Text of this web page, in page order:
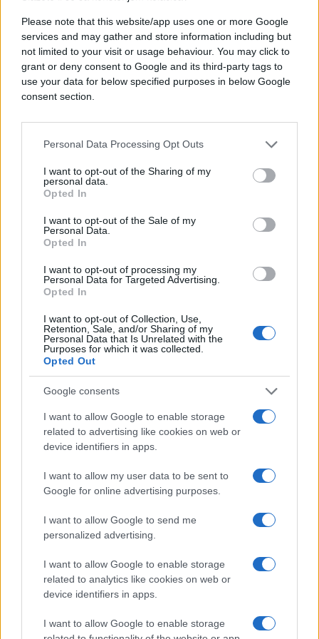
Please note that this website/app uses one or more Google
services and may gather and store information including but
not limited to your visit or usage behaviour. You may click to
grant or deny consent to Google and its third-party tags to
use your data for below specified purposes in below Google
consent section.
Personal Data Processing Opt Outs
I want to opt-out of the Sharing of my
personal data.
Opted In
I want to opt-out of the Sale of my
Personal Data.
Opted In
I want to opt-out of processing my
Personal Data for Targeted Advertising.
Opted In
I want to opt-out of Collection, Use,
Retention, Sale, and/or Sharing of my
Personal Data that Is Unrelated with the
Purposes for which it was collected.
Opted Out
Google consents
I want to allow Google to enable storage
related to advertising like cookies on web or
device identifiers in apps.
I want to allow my user data to be sent to
Google for online advertising purposes.
I want to allow Google to send me
personalized advertising.
I want to allow Google to enable storage
related to analytics like cookies on web or
device identifiers in apps.
I want to allow Google to enable storage
rezultirati uspješnim poslovnim potezima i
dodatnim prihodima.
Nakon dužeg perioda neizvjesnosti, konačno dolazi
vrijeme kada će računi prestati biti razlog za stres, a
Vrijeme za predah
Za Bikove, Lavove i Škorpije 10. jun mogao bi
označiti početak mnogo mirnijeg i prosperitetnijeg
donose priliku da lakše dišu, planiraju budućnost i
uživaju u plodovima svog rada.
#kad si srećan #"Srećni ljudi"